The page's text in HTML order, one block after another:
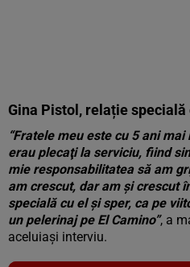
Gina Pistol, relație
“Fratele meu este cu 5 ani
erau plecaţi la serviciu, fiind
mie responsabilitatea să am
am crescut, dar am şi crescut
specială cu el şi sper, ca pe
un pelerinaj pe El Camino”, a
aceluiași interviu.